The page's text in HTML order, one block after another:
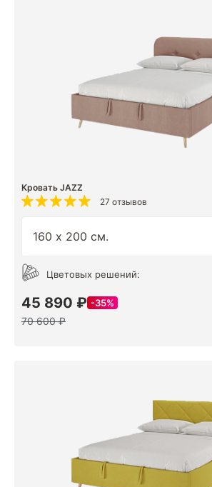
Кровать JAZZ
27 отзывов
Цветовых решений:
45 890 ₽ 35%
70 600 ₽